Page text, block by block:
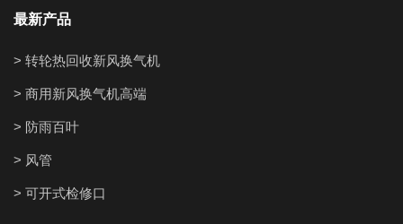
最新产品
> 转轮热回收新风换气机
> 商用新风换气机高端
> 防雨百叶
> 风管
> 可开式检修口